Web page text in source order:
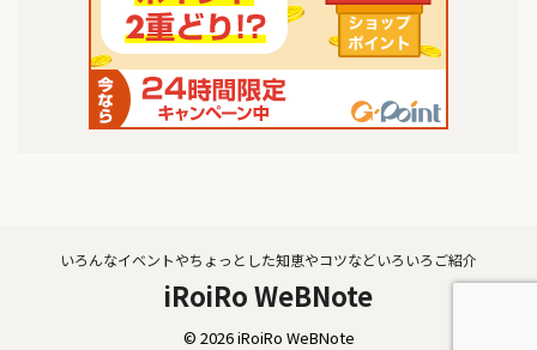
いろんなイベントやちょっとした知恵やコツなどいろいろご紹介
iRoiRo WeBNote
© 2026 iRoiRo WeBNote